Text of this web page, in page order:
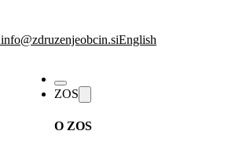
info@zdruzenjeobcin.siEnglish
ZOS
O ZOS